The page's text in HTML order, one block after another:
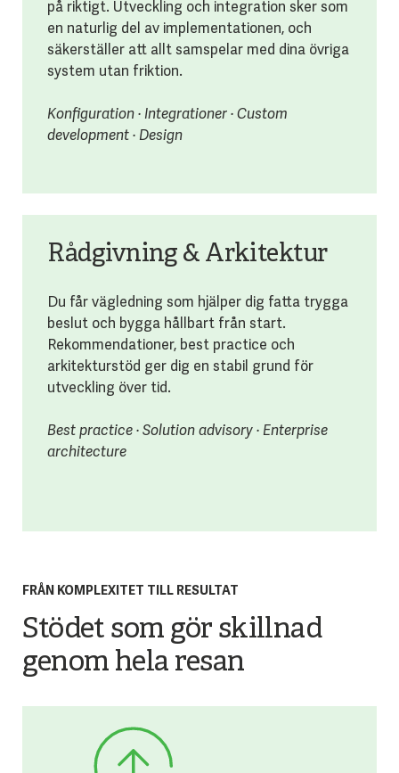
på riktigt. Utveckling och integration sker som
en naturlig del av implementationen, och
säkerställer att allt samspelar med dina övriga
system utan friktion.
Konfiguration · Integrationer · Custom
development · Design
Rådgivning & Arkitektur
Du får vägledning som hjälper dig fatta trygga
beslut och bygga hållbart från start.
Rekommendationer, best practice och
arkitekturstöd ger dig en stabil grund för
utveckling över tid.
Best practice · Solution advisory · Enterprise
architecture
FRÅN KOMPLEXITET TILL RESULTAT
Stödet som gör skillnad
genom hela resan